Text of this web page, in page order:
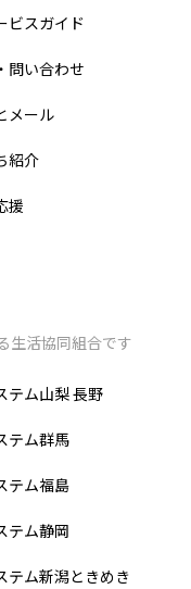
ビスガイド
問い合わせ
メール
紹介
援
生活協同組合です
テム山梨 長野
テム群馬
テム福島
テム静岡
テム新潟ときめき